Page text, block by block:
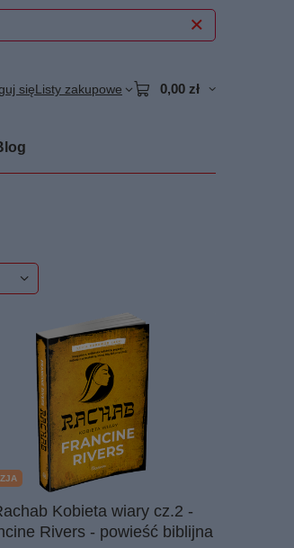
sięListy zakupowe 0,00 zł
Kobieta wiary cz.2 -
Rivers - powieść biblijna